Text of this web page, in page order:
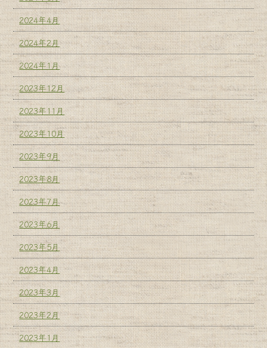
2024年4月
2024年2月
2024年1月
2023年12月
2023年11月
2023年10月
2023年9月
2023年8月
2023年7月
2023年6月
2023年5月
2023年4月
2023年3月
2023年2月
2023年1月